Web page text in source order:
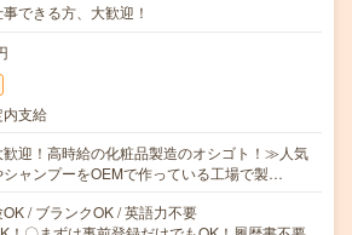
できる方、大歓迎！
支給
迎！高時給の化粧品製造のオシゴト！≫人気
ャンプーをOEMで作っている工場で製…
/ ブランクOK / 英語力不要